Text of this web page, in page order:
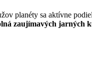
planéty sa aktívne
zaujímavých jarných